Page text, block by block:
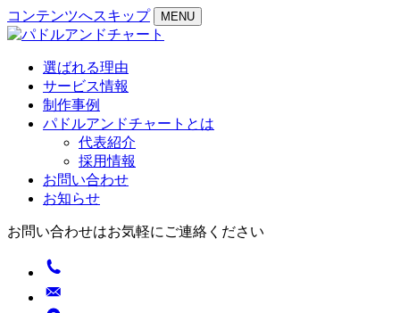
コンテンツへスキップ MENU
選ばれる理由
サービス情報
制作事例
パドルアンドチャートとは
代表紹介
採用情報
お問い合わせ
お知らせ
お問い合わせはお気軽にご連絡ください